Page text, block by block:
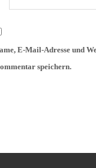
E-Mail-Adresse und
speichern.